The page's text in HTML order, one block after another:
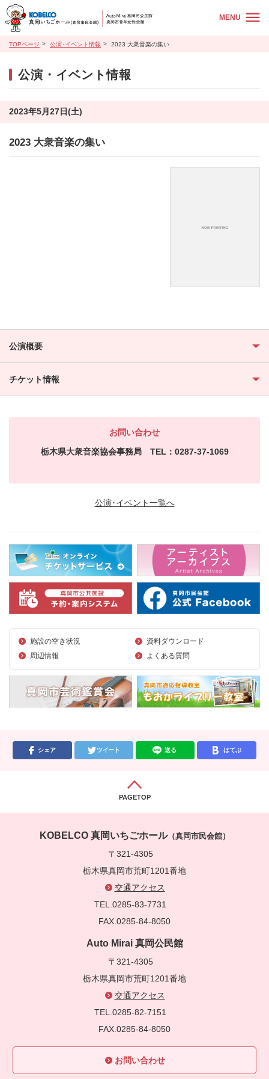
MENU
TOPページ 公演･イベント情報 2023 大衆音楽の集い
公演・イベント情報
2023年5月27日(土)
2023 大衆音楽の集い
公演概要
チケット情報
お問い合わせ
栃木県大衆音楽協会事務局 TEL：0287-37-1069
公演･イベント一覧へ
施設の空き状況
資料ダウンロード
周辺情報
よくある質問
シェア ツイート 送る はてぶ
PAGETOP
KOBELCO 真岡いちごホール（真岡市民会館）
〒321-4305
栃木県真岡市荒町1201番地
交通アクセス
TEL.0285-83-7731
FAX.0285-84-8050
Auto Mirai 真岡公民館
〒321-4305
栃木県真岡市荒町1201番地
交通アクセス
TEL.0285-82-7151
FAX.0285-84-8050
お問い合わせ